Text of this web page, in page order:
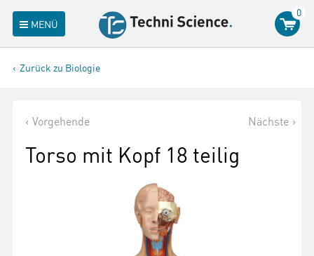
MENÜ
0
Zurück zu Biologie
Vorgehende Nächste
Torso mit Kopf 18 teilig